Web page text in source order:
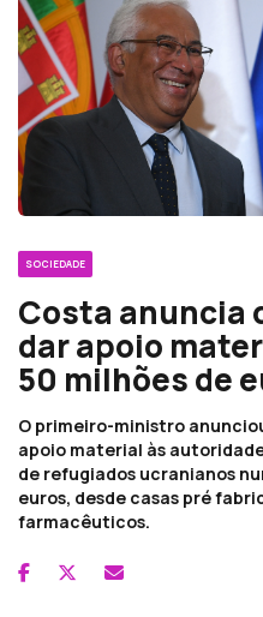
SOCIEDADE
Costa anuncia
dar apoio
50 milhões de
O primeiro-ministro
apoio material às
de refugiados ucranianos
euros, desde casas pré
farmacêuticos.